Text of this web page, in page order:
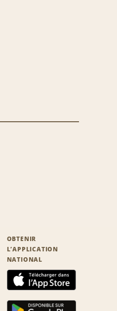
OBTENIR
L’APPLICATION
NATIONAL